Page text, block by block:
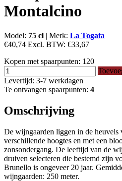
Montalcino
Model: 75 cl | Merk: La Togata
€40,74 Excl. BTW: €33,67
Kopen met spaarpunten: 120
Levertijd: 3-7 werkdagen
Te ontvangen spaarpunten: 4
Omschrijving
De wijngaarden liggen in de
verschillende hoogtes en met een
zonsondergang. De leeftijd van de
druiven selecteren die bestemd zijn
Brunello is ongeveer 20 jaar.
wijngaarden: 250 meter.